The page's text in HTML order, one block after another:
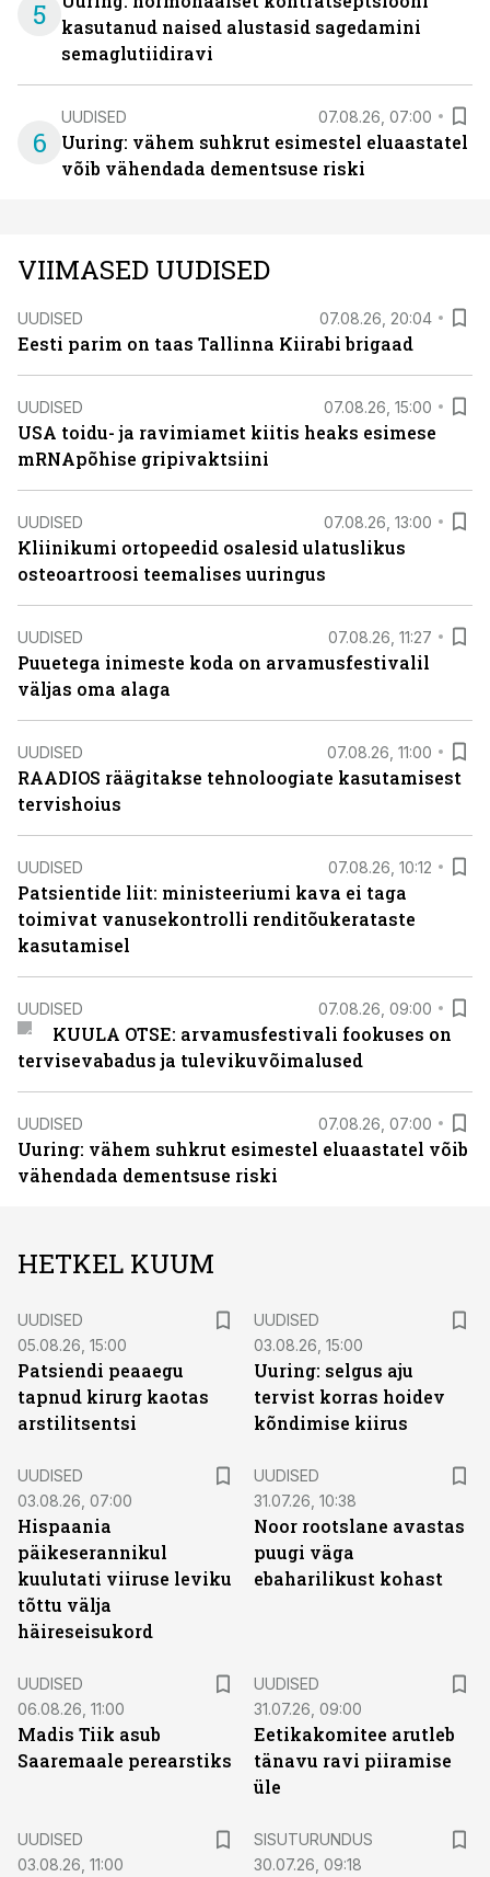
5
kasutanud naised alustasid sagedamini
semaglutiidiravi
6
UUDISED 07.08.26, 07:00
Uuring: vähem suhkrut esimestel eluaastatel
võib vähendada dementsuse riski
VIIMASED UUDISED
UUDISED 07.08.26, 20:04
Eesti parim on taas Tallinna Kiirabi brigaad
UUDISED 07.08.26, 15:00
USA toidu- ja ravimiamet kiitis heaks esimese
mRNApõhise gripivaktsiini
UUDISED 07.08.26, 13:00
Kliinikumi ortopeedid osalesid ulatuslikus
osteoartroosi teemalises uuringus
UUDISED 07.08.26, 11:27
Puuetega inimeste koda on arvamusfestivalil
väljas oma alaga
UUDISED 07.08.26, 11:00
RAADIOS räägitakse tehnoloogiate kasutamisest
tervishoius
UUDISED 07.08.26, 10:12
Patsientide liit: ministeeriumi kava ei taga
toimivat vanusekontrolli renditõukerataste
kasutamisel
UUDISED 07.08.26, 09:00
KUULA OTSE: arvamusfestivali fookuses on
tervisevabadus ja tulevikuvõimalused
UUDISED 07.08.26, 07:00
Uuring: vähem suhkrut esimestel eluaastatel võib
vähendada dementsuse riski
HETKEL KUUM
UUDISED
05.08.26, 15:00
Patsiendi peaaegu
tapnud kirurg kaotas
arstilitsentsi
UUDISED
03.08.26, 15:00
Uuring: selgus aju
tervist korras hoidev
kõndimise kiirus
UUDISED
03.08.26, 07:00
Hispaania
päikeserannikul
kuulutati viiruse leviku
tõttu välja
häireseisukord
UUDISED
31.07.26, 10:38
Noor rootslane avastas
puugi väga
ebaharilikust kohast
UUDISED
06.08.26, 11:00
Madis Tiik asub
Saaremaale perearstiks
UUDISED
31.07.26, 09:00
Eetikakomitee arutleb
tänavu ravi piiramise
üle
UUDISED
03.08.26, 11:00
SISUTURUNDUS
30.07.26, 09:18